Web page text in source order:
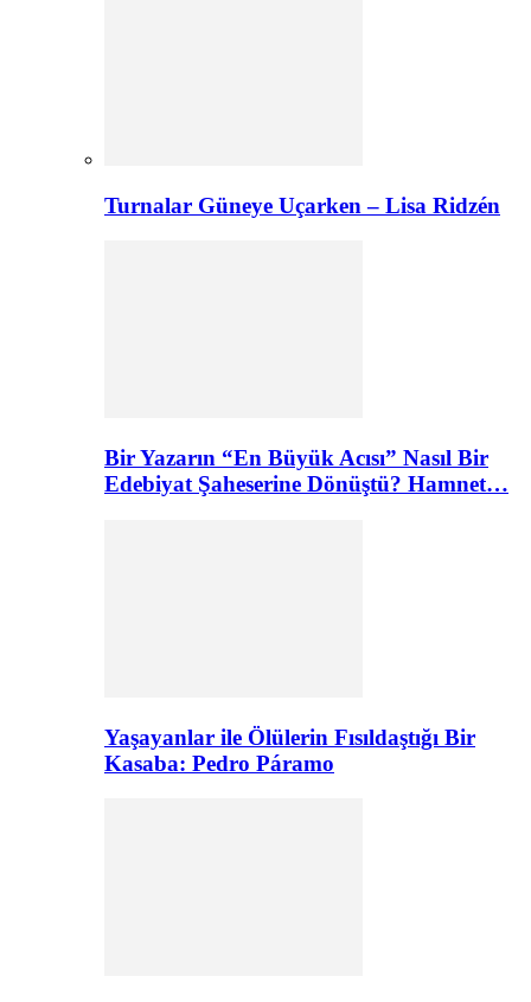
Turnalar Güneye Uçarken – Lisa Ridzén
Bir Yazarın “En Büyük Acısı” Nasıl Bir
Edebiyat Şaheserine Dönüştü? Hamnet…
Yaşayanlar ile Ölülerin Fısıldaştığı Bir
Kasaba: Pedro Páramo